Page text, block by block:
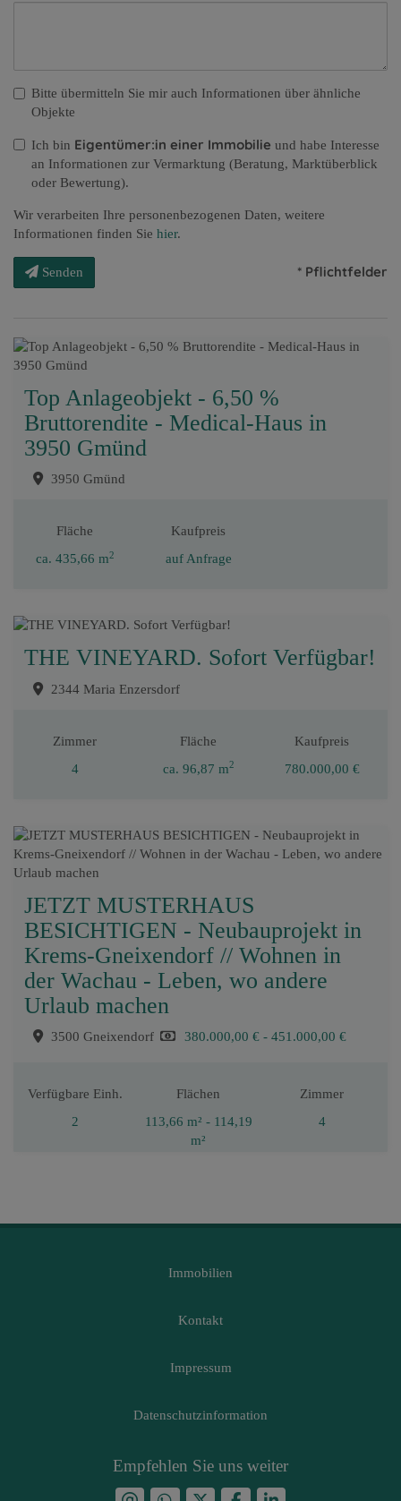
Bitte übermitteln Sie mir auch Informationen über ähnliche
Objekte
Ich bin Eigentümer:in einer Immobilie und habe Interesse
an Informationen zur Vermarktung (Beratung, Marktüberblick
oder Bewertung).
Wir verarbeiten Ihre personenbezogenen Daten, weitere
Informationen finden Sie hier.
Senden * Pflichtfelder
Top Anlageobjekt - 6,50 %
Bruttorendite - Medical-Haus in
3950 Gmünd
3950 Gmünd
Fläche
ca. 435,66 m2
Kaufpreis
auf Anfrage
THE VINEYARD. Sofort Verfügbar!
2344 Maria Enzersdorf
Zimmer
4
Fläche
ca. 96,87 m2
Kaufpreis
780.000,00 €
JETZT MUSTERHAUS
BESICHTIGEN - Neubauprojekt in
Krems-Gneixendorf // Wohnen in
der Wachau - Leben, wo andere
Urlaub machen
3500 Gneixendorf 380.000,00 € - 451.000,00 €
Verfügbare Einh.
2
Flächen
113,66 m² - 114,19
m²
Zimmer
4
Immobilien
Kontakt
Impressum
Datenschutzinformation
Empfehlen Sie uns weiter